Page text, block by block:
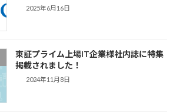
2025年6月16日
東証プライム上場IT企業様社内誌に特集
掲載されました！
2024年11月8日